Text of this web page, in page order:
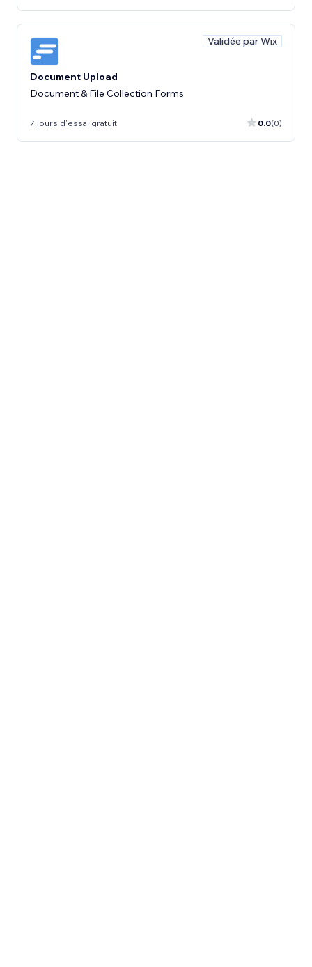
Validée par Wix
Document Upload
Document & File Collection Forms
7 jours d'essai gratuit 0.0(0)